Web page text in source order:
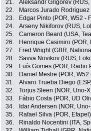
21.
Aleksandr Grigorev
22.
Marcos Jurado Rodriguez
23.
Edgar Pinto (POR, W52 -
24.
Arseny Nikiforov (RUS,
25.
Cameron Beard (USA,
26.
Henrique Casimiro (POR,
27.
Fred Wright (GBR,
28.
Savva Novikov (RUS,
29.
Luís Gomes (POR, Radio
30.
Daniel Mestre (POR, W52
31.
Alvaro Trueba Diego
32.
Torjus Sleen (NOR, Uno-
33.
Fábio Costa (POR, UD
34.
Idar Andersen (NOR,
35.
Rafael Silva (POR, Efapel)
36.
Rinaldo Nocentini (ITA,